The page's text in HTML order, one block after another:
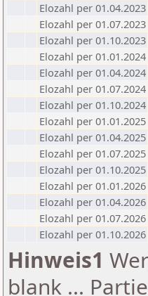
Elozahl per 01.04.2023
Elozahl per 01.07.2023
Elozahl per 01.10.2023
Elozahl per 01.01.2024
Elozahl per 01.04.2024
Elozahl per 01.07.2024
Elozahl per 01.10.2024
Elozahl per 01.01.2025
Elozahl per 01.04.2025
Elozahl per 01.07.2025
Elozahl per 01.10.2025
Elozahl per 01.01.2026
Elozahl per 01.04.2026
Elozahl per 01.07.2026
Elozahl per 01.10.2026
Hinweis1
blank ...